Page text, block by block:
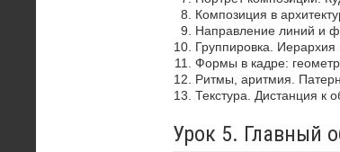
Композиция в
Направление линий и
Группировка. Иерархия
Формы в кадре:
Ритмы, аритмия.
Текстура. Дистанция к
Урок 5. Главный